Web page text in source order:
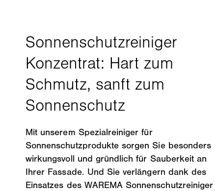
Mit unserem Spezialreiniger für
Sonnenschutzprodukte sorgen Sie besonders
wirkungsvoll und gründlich für Sauberkeit an
Ihrer Fassade. Und Sie verlängern dank des
Einsatzes des WAREMA Sonnenschutzreiniger